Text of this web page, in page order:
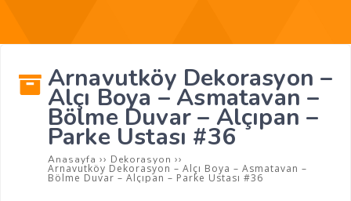
Arnavutköy Dekorasyon –
Alçı Boya – Asmatavan –
Bölme Duvar – Alçıpan –
Parke Ustası #36
Anasayfa ›› Dekorasyon ››
Arnavutköy Dekorasyon – Alçı Boya – Asmatavan –
Bölme Duvar – Alçıpan – Parke Ustası #36